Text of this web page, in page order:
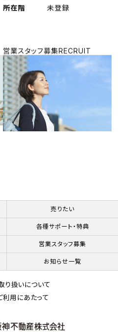
所在階
未登録
営業スタッフ募集RECRUIT
売りたい
各種サポート・特典
営業スタッフ募集
お知らせ一覧
り扱いについて
利用にあたって